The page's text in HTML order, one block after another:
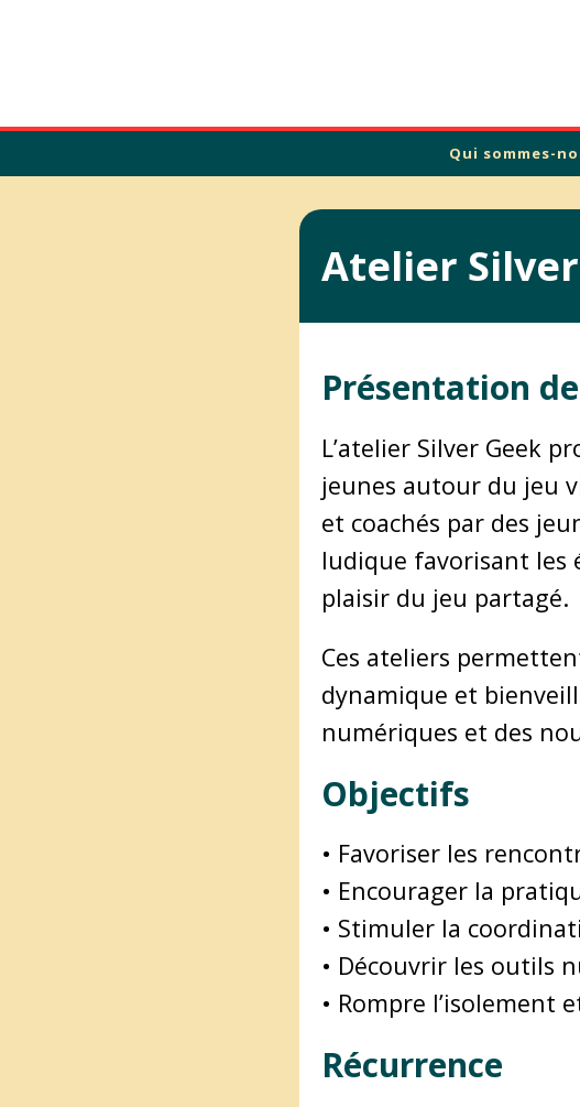
Qui sommes-
Atelier
Présentation
L’atelier Silver Geek
jeunes autour du jeu
et coachés par des
ludique favorisant les
plaisir du jeu partagé.
Ces ateliers
dynamique et
numériques et des
Objectifs
• Favoriser les
• Encourager la
• Stimuler la
• Découvrir les outils
• Rompre l’isolement
Récurrence